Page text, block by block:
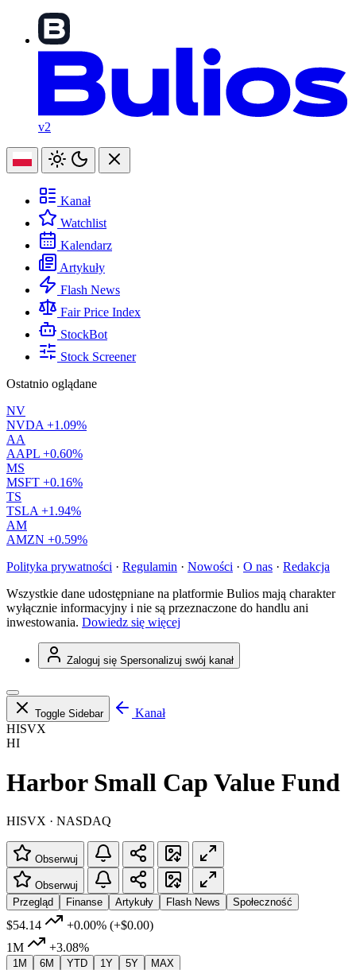
v2
Kanał
Watchlist
Kalendarz
Artykuły
Flash News
Fair Price Index
StockBot
Stock Screener
Ostatnio oglądane
NV
NVDA +1.09%
AA
AAPL +0.60%
MS
MSFT +0.16%
TS
TSLA +1.94%
AM
AMZN +0.59%
Polityka prywatności · Regulamin · Nowości · O nas · Redakcja
Wszystkie dane udostępniane na platformie Bulios mają charakter
wyłącznie informacyjny i nie są przeznaczone do handlu ani
inwestowania. Dowiedz się więcej
Zaloguj się Spersonalizuj swój kanał
Toggle Sidebar
Kanał
HISVX
HI
Harbor Small Cap Value Fund
HISVX · NASDAQ
Obserwuj
Obserwuj
Przegląd
Finanse Artykuły Flash News Społeczność
$54.14 +0.00% (+$0.00)
1M
+3.08%
1M 6M YTD 1Y 5Y MAX